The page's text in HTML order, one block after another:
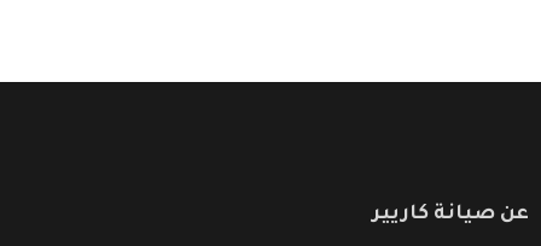
عن صيانة كاريير